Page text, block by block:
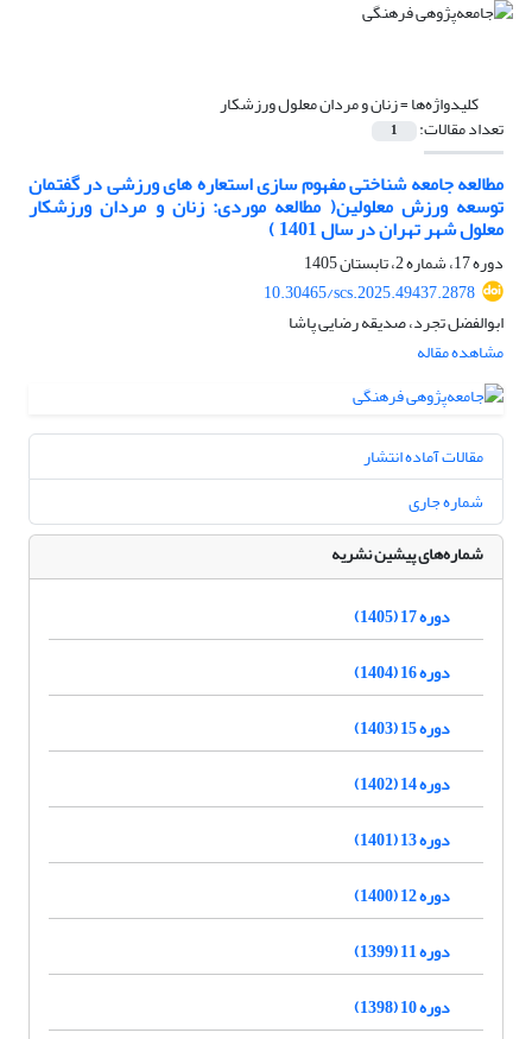
کلیدواژه‌ها =زنان و مردان معلول ورزشکار
تعداد مقالات: 1
مطالعه جامعه شناختی مفهوم سازی استعاره های ورزشی در گفتمان
توسعه ورزش معلولین( مطالعه موردی: زنان و مردان ورزشکار
معلول شهر تهران در سال 1401 )
دوره 17، شماره 2، تابستان 1405
10.30465/scs.2025.49437.2878
ابوالفضل تجرد، صدیقه رضایی پاشا
مشاهده مقاله
مقالات آماده انتشار
شماره جاری
شماره‌های پیشین نشریه
دوره 17 (1405)
دوره 16 (1404)
دوره 15 (1403)
دوره 14 (1402)
دوره 13 (1401)
دوره 12 (1400)
دوره 11 (1399)
دوره 10 (1398)